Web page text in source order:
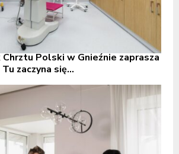
Polski w Gnieźnie zaprasza
zaczyna się...